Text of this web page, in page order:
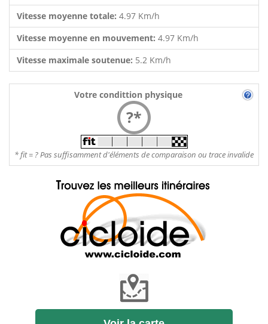
Vitesse moyenne totale: 4.97 Km/h
Vitesse moyenne en mouvement: 4.97 Km/h
Vitesse maximale soutenue: 5.2 Km/h
Votre condittion physique
?*
* fit = ? Pas suffisamment d'éléments de comparaison ou trace invalide